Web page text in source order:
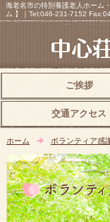
海老名市の特別養護老人ホーム
ム 】｜Tel:046-231-7152
ご挨拶
交通アクセス
ホーム ボランティア感